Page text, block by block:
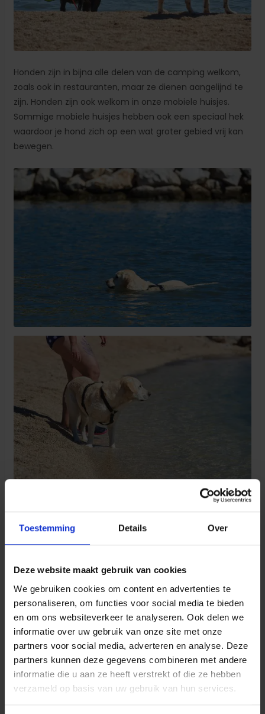
Toestemming Details Over
Deze website maakt gebruik van cookies
We gebruiken cookies om content en advertenties te
personaliseren, om functies voor social media te bieden
en om ons websiteverkeer te analyseren. Ook delen we
informatie over uw gebruik van onze site met onze
partners voor social media, adverteren en analyse. Deze
partners kunnen deze gegevens combineren met andere
informatie die u aan ze heeft verstrekt of die ze hebben
verzameld op basis van uw gebruik van hun services.
Honden zijn in bijna alle delen van de camping welkom,
zoals ook in restauranten, maar ze dienen aangelijnd te
zijn. Honden zijn ook welkom in onze mobiele huisjes.
Sommige mobiele huisjes hebben ook een speciaal hek
waardoor je hond zich op een wat groter gebied vrij kan
bewegen.
We willen je graag vragen om een speciaal bed of deken
mee te brengen voor je huisdier om de meubelen in de
wooneenheid te beschermen.